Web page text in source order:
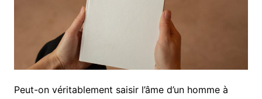
Peut-on véritablement saisir l’âme d’un homme à